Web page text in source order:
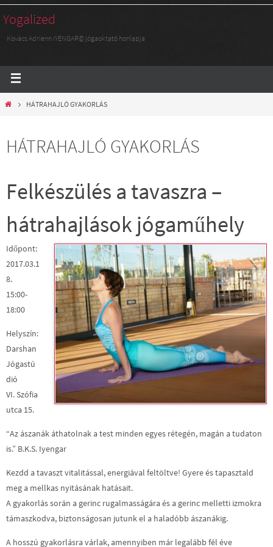
Yogalized
Kovács Adrienn IYENGAR© jógaoktató honlapja
HÁTRAHAJLÓ GYAKORLÁS
HÁTRAHAJLÓ GYAKORLÁS
Felkészülés a tavaszra –
hátrahajlások jógaműhely
Időpont:
2017.03.1
8.
15:00-
18:00
Helyszín:
Darshan
Jógastú
dió
VI. Szófia
utca 15.
“Az ászanák áthatolnak a test minden egyes rétegén, magán a tudaton
is.” B.K.S. Iyengar
Kezdd a tavaszt vitalitással, energiával feltöltve! Gyere és tapasztald
meg a mellkas nyitásának hatásait.
A gyakorlás során a gerinc rugalmasságára és a gerinc melletti izmokra
támaszkodva, biztonságosan jutunk el a haladóbb ászanákig.
A hosszú gyakorlásra várlak, amennyiben már legalább fél éve